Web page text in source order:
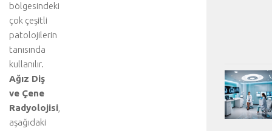
bölgesindeki
çok çeşitli
patolojilerin
tanısında
kullanılır.
Ağız Diş
ve Çene
Radyolojisi
aşağıdaki